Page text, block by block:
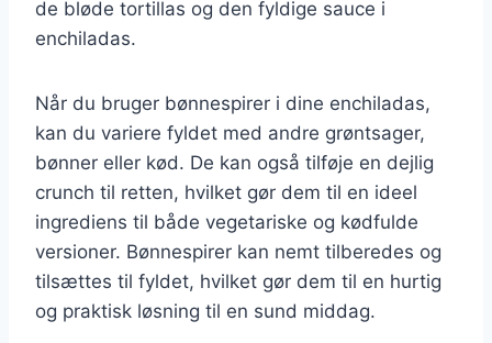
de bløde tortillas og den fyldige sauce i
enchiladas.
Når du bruger bønnespirer i dine enchiladas,
kan du variere fyldet med andre grøntsager,
bønner eller kød. De kan også tilføje en dejlig
crunch til retten, hvilket gør dem til en ideel
ingrediens til både vegetariske og kødfulde
versioner. Bønnespirer kan nemt tilberedes og
tilsættes til fyldet, hvilket gør dem til en hurtig
og praktisk løsning til en sund middag.